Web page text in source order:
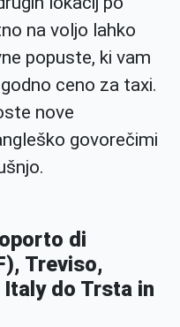
na voljo lahko
popuste, ki vam
ceno za taxi.
nove
govorečimi
di
Treviso,
do Trsta in